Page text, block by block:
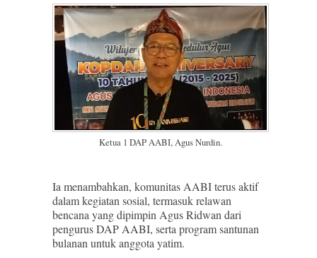
Ketua 1 DAP AABI, Agus Nurdin.
Ia menambahkan, komunitas AABI terus aktif
dalam kegiatan sosial, termasuk relawan
bencana yang dipimpin Agus Ridwan dari
pengurus DAP AABI, serta program santunan
bulanan untuk anggota yatim.